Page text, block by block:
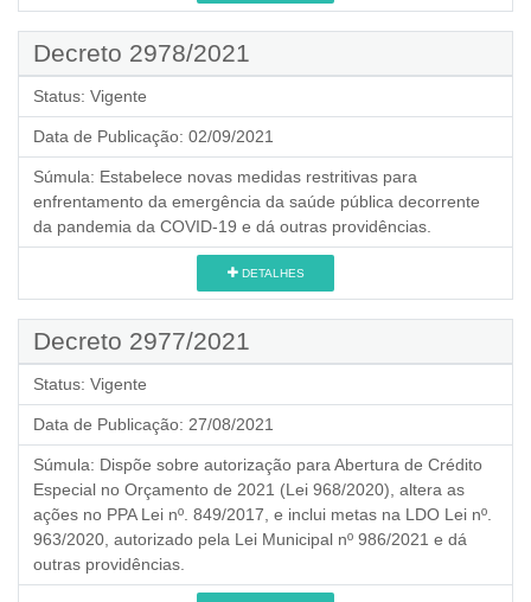
Decreto 2978/2021
Status: Vigente
Data de Publicação: 02/09/2021
Súmula: Estabelece novas medidas restritivas para
enfrentamento da emergência da saúde pública decorrente
da pandemia da COVID-19 e dá outras providências.
DETALHES
Decreto 2977/2021
Status: Vigente
Data de Publicação: 27/08/2021
Súmula: Dispõe sobre autorização para Abertura de Crédito
Especial no Orçamento de 2021 (Lei 968/2020), altera as
ações no PPA Lei nº. 849/2017, e inclui metas na LDO Lei nº.
963/2020, autorizado pela Lei Municipal nº 986/2021 e dá
outras providências.